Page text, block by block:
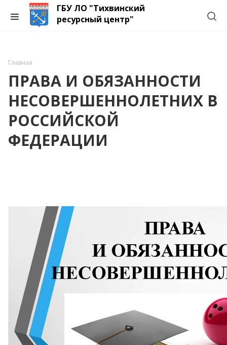
ГБУ ЛО "Тихвинский
ресурсный центр"
Главная
ПРАВА И ОБЯЗАННОСТИ
НЕСОВЕРШЕННОЛЕТНИХ В
РОССИЙСКОЙ
ФЕДЕРАЦИИ